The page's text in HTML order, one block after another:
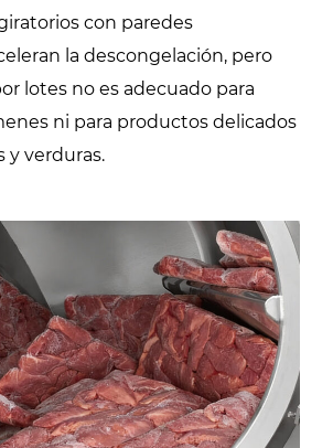
con paredes
la descongelación, pero
lotes no es adecuado para
ni para productos delicados
y verduras.